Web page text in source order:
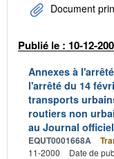
Document
Publié le : 10-12-
Annexes à
l'arrêté du 14
transports
routiers non
au Journal
EQUT0001668A
11-2000
Date de